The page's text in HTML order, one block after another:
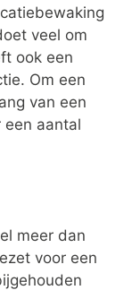
veel om
ook een
Om een
van een
een aantal
meer dan
voor een